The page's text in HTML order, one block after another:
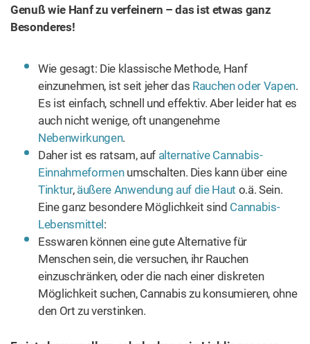
Genuß wie Hanf zu verfeinern – das ist etwas ganz
Besonderes!
Wie gesagt: Die klassische Methode, Hanf
einzunehmen, ist seit jeher das Rauchen oder Vapen.
Es ist einfach, schnell und effektiv. Aber leider hat es
auch nicht wenige, oft unangenehme
Nebenwirkungen.
Daher ist es ratsam, auf alternative Cannabis-
Einnahmeformenumschalten. Dies kann über eine
Tinktur, äußere Anwendung auf die Haut o.ä. Sein.
Eine ganz besondere Möglichkeit sind Cannabis-
Lebensmittel :
Esswaren können eine gute Alternative für
Menschen sein, die versuchen, ihr Rauchen
einzuschränken, oder die nach einer diskreten
Möglichkeit suchen, Cannabis zu konsumieren, ohne
den Ort zu verstinken.